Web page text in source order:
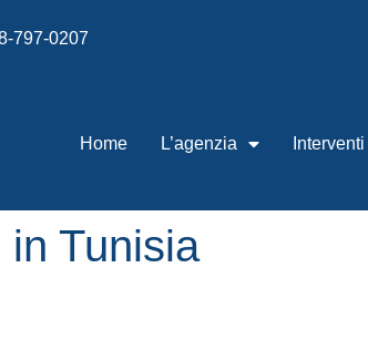
797-0207
Home L’agenzia Interventi
in Tunisia